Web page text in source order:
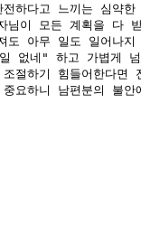
하다고 느끼는 심약
님이 모든 계획을 다
도 아무 일도 일어나
없네" 하고 가볍게
절하기 힘들어한다
요하니 남편분의 불